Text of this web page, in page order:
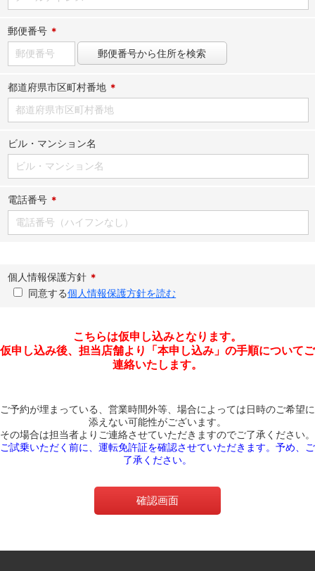
郵便番号
都道府県市区町村番地
ビル・マンション名
電話番号
個人情報保護方針
同意する個人情報保護方針を読む
こちらは仮申し込みとなります。
仮申し込み後、担当店舗より「本申し込み」の手順についてご
連絡いたします。
ご予約が埋まっている、営業時間外等、場合によっては日時のご希望に
添えない可能性がございます。
その場合は担当者よりご連絡させていただきますのでご了承ください。
ご試乗いただく前に、運転免許証を確認させていただきます。予め、ご
了承ください。